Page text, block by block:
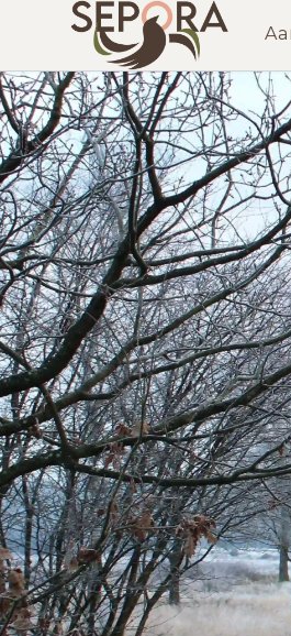
Psychologie in de natuur met